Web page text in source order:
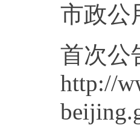
市政
首次
http://